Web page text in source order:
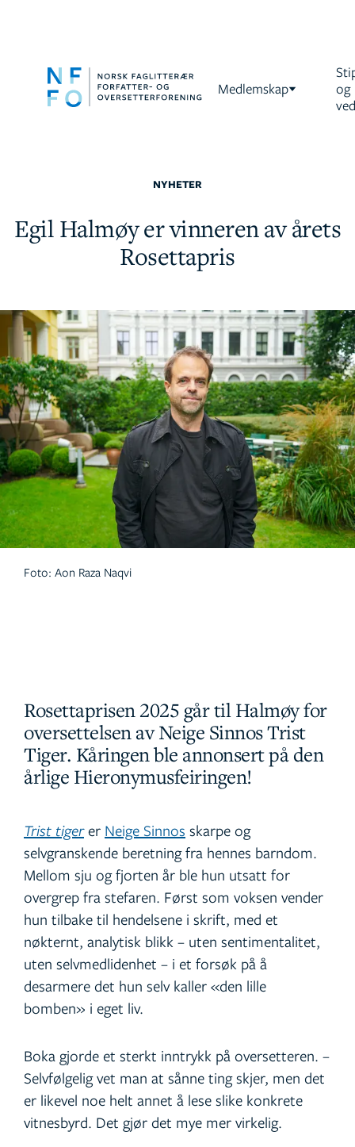
Medlemskap
og
NYHETER
Egil Halmøy er vinneren av årets
Rosettapris
Foto: Aon Raza Naqvi
Rosettaprisen 2025 går til Halmøy for
oversettelsen av Neige Sinnos Trist
Tiger. Kåringen ble annonsert på den
årlige Hieronymusfeiringen!
Trist tigerer Neige Sinnos skarpe og
selvgranskende beretning fra hennes barndom.
Mellom sju og fjorten år ble hun utsatt for
overgrep fra stefaren. Først som voksen vender
hun tilbake til hendelsene i skrift, med et
nøkternt, analytisk blikk – uten sentimentalitet,
uten selvmedlidenhet – i et forsøk på å
desarmere det hun selv kaller «den lille
bomben» i eget liv.
Boka gjorde et sterkt inntrykk på oversetteren. –
Selvfølgelig vet man at sånne ting skjer, men det
er likevel noe helt annet å lese slike konkrete
vitnesbyrd. Det gjør det mye mer virkelig.